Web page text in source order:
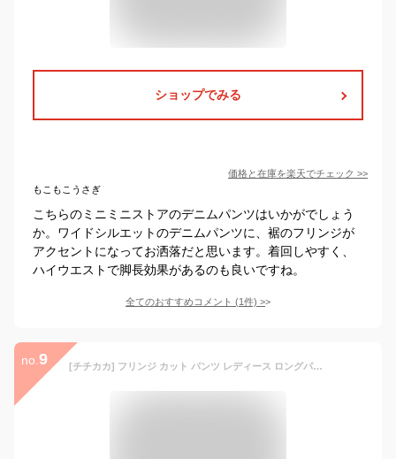
ショップでみる
価格と在庫を楽天でチェック >>
もこもこうさぎ
こちらのミニミニストアのデニムパンツはいかがでしょう
か。ワイドシルエットのデニムパンツに、裾のフリンジが
アクセントになってお洒落だと思います。着回しやすく、
ハイウエストで脚長効果があるのも良いですね。
全てのおすすめコメント (1件) >
no. 9 [チチカカ] フリンジ カット パンツ レディース ロングパンツ ストレート 無地 ウエストゴム 裏地付き FREE ブラウン MWJBB037